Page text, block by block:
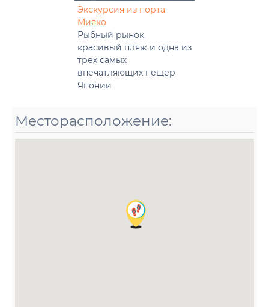
Экскурсия из порта
Мияко
Рыбный рынок,
красивый пляж и одна из
трех самых
впечатляющих пещер
Японии
Месторасположение: